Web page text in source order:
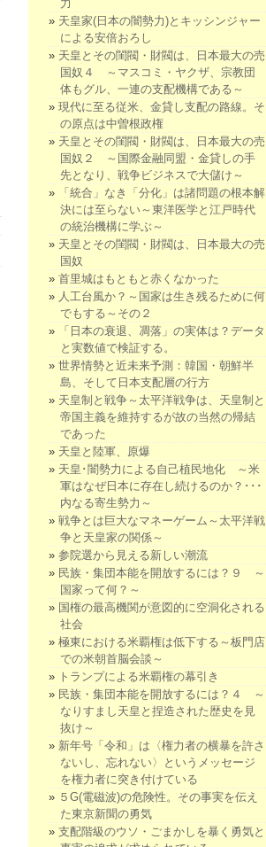
力
天皇家(日本の闇勢力)とキッシンジャー
による安倍おろし
天皇とその閨閥・財閥は、日本最大の売
国奴４ ～マスコミ・ヤクザ、宗教団
体もグル、一連の支配機構である～
現代に至る従米、金貸し支配の路線。そ
の原点は中曽根政権
天皇とその閨閥・財閥は、日本最大の売
国奴２ ～国際金融同盟・金貸しの手
先となり、戦争ビジネスで大儲け～
「統合」なき「分化」は諸問題の根本解
決には至らない～東洋医学と江戸時代
の統治機構に学ぶ～
天皇とその閨閥・財閥は、日本最大の売
国奴
首里城はもともと赤くなかった
人工台風か？～国家は生き残るために何
でもする～その２
「日本の衰退、凋落」の実体は？データ
と実数値で検証する。
世界情勢と近未来予測：韓国・朝鮮半
島、そして日本支配層の行方
天皇制と戦争～太平洋戦争は、天皇制と
帝国主義を維持するが故の当然の帰結
であった
天皇と陸軍、原爆
天皇･闇勢力による自己植民地化 ～米
軍はなぜ日本に存在し続けるのか？･･･
内なる寄生勢力～
戦争とは巨大なマネーゲーム～太平洋戦
争と天皇家の関係～
参院選から見える新しい潮流
民族・集団本能を開放するには？９ ～
国家って何？～
国権の最高機関が意図的に空洞化される
社会
極東における米覇権は低下する～板門店
での米朝首脳会談～
トランプによる米覇権の幕引き
民族・集団本能を開放するには？４ ～
なりすまし天皇と捏造された歴史を見
抜け～
新年号「令和」は〈権力者の横暴を許さ
ないし、忘れない〉というメッセージ
を権力者に突き付けている
５G(電磁波)の危険性。その事実を伝え
た東京新聞の勇気
支配階級のウソ・ごまかしを暴く勇気と